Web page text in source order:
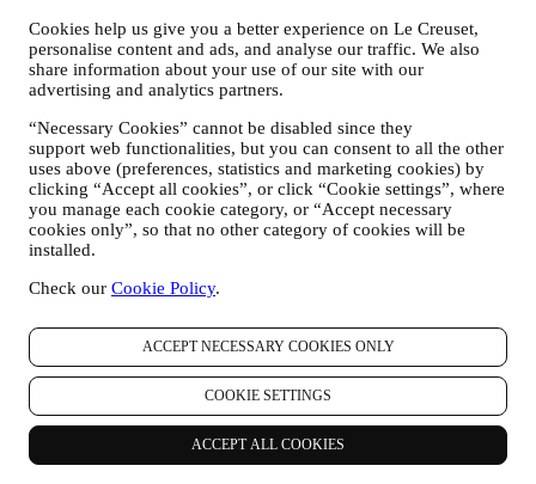
Cookies help us give you a better experience on Le Creuset,
personalise content and ads, and analyse our traffic. We also
share information about your use of our site with our
advertising and analytics partners.
“Necessary Cookies” cannot be disabled since they
support web functionalities, but you can consent to all the other
uses above (preferences, statistics and marketing cookies) by
clicking “Accept all cookies”, or click “Cookie settings”, where
you manage each cookie category, or “Accept necessary
cookies only”, so that no other category of cookies will be
installed.
Check our Cookie Policy.
ACCEPT NECESSARY COOKIES ONLY
COOKIE SETTINGS
ACCEPT ALL COOKIES
Opplysningene om deg vil ikke brukes til andre formål.
Bruken av informasjonskapsler er avhengig av samtykke fra
deg. Hvis du ønsker at disse opplysningene ikke skal brukes
til å gi deg interessebaserte annonser, innhold eller meldinger,
handlinger ved å velge dine innstillinger for
informasjonskapsler (men husk at enkelte informasjonskapsler
er nødvendige for å kunne bruke nettstedet). Vennligst merk
deg at dette ikke fratar deg muligheten til å få tilsendt
annonser, tilbud eller meldinger. Du vil fortsatt motta
generiske annonser, tilbud eller meldinger. For mer
hvordan du kan slette dem, kan du lese våre retningslinjer for
Dersom du har kjøpt et produkt fra oss, kan vi komme til å
sende deg en e-post der vi ber om at du vurderer produktet
ditt. Vi er interessert i produktanmeldelser fra kundene våre
(dersom de ønsker å oppgi slik informasjon). Det gjør at vi
kan forbedre produktene og tjenestene våre. På slutten av
kjøpsprosessen kan vi også komme til å invitere deg til å
skrive en produktvurdering. Vurderingen er ikke obligatorisk,